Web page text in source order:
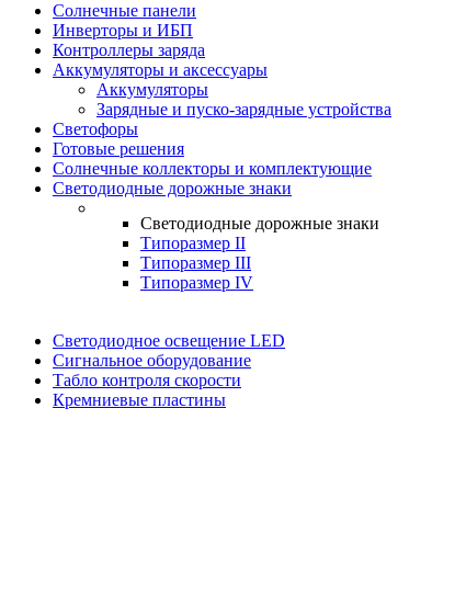
Солнечные панели
Инверторы и ИБП
Контроллеры заряда
Аккумуляторы и аксессуары
Аккумуляторы
Зарядные и пуско-зарядные устройства
Светофоры
Готовые решения
Солнечные коллекторы и комплектующие
Светодиодные дорожные знаки
Светодиодные дорожные знаки
Типоразмер II
Типоразмер III
Типоразмер IV
Светодиодное освещение LED
Сигнальное оборудование
Табло контроля скорости
Кремниевые пластины